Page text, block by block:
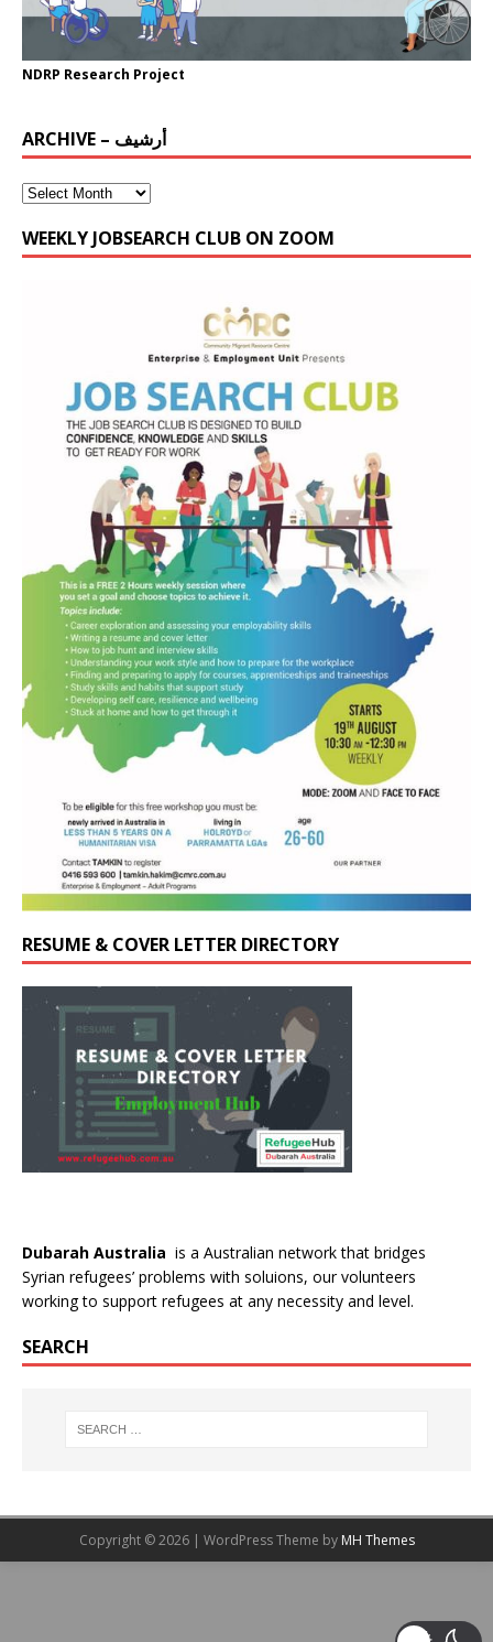
NDRP Research Project
ARCHIVE – أرشيف
WEEKLY JOBSEARCH CLUB ON ZOOM
RESUME & COVER LETTER DIRECTORY
Dubarah Australia is a Australian network that bridges
Syrian refugees’ problems with soluions, our volunteers
working to support refugees at any necessity and level.
SEARCH
Copyright © 2026 | WordPress Theme by MH Themes